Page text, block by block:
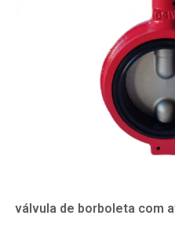
válvula de borboleta com